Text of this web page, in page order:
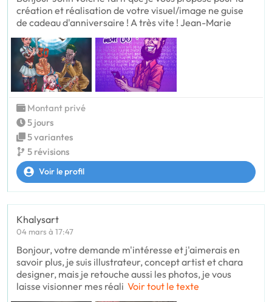
création et réalisation de votre visuel/image ne guise
de cadeau d'anniversaire ! A très vite ! Jean-Marie
Montant privé
5 jours
5 variantes
5 révisions
Voir le profil
Khalysart
04 mars à 17:47
Bonjour, votre demande m'intéresse et j'aimerais en
savoir plus, je suis illustrateur, concept artist et chara
designer, mais je retouche aussi les photos, je vous
laisse visionner mes réali Voir tout le texte